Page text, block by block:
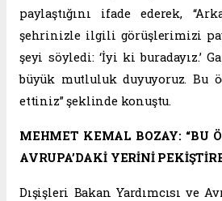
paylaştığını ifade ederek,
şehrinizle ilgili görüşlerimizi
şeyi söyledi: ‘İyi ki buradayız.’
büyük mutluluk duyuyoruz. Bu
ettiniz” şeklinde konuştu.
MEHMET KEMAL BOZAY: “BU
AVRUPA’DAKİ YERİNİ
Dışişleri Bakan Yardımcısı ve